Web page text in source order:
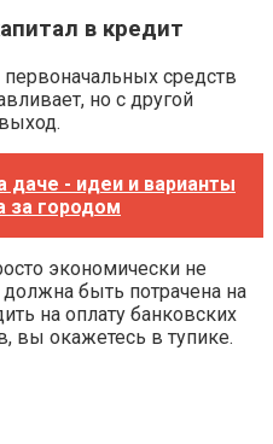
в кредит
первоначальных средств
но с другой
даче - идеи и варианты
за городом
экономически не
быть потрачена на
на оплату банковских
вы окажетесь в тупике.